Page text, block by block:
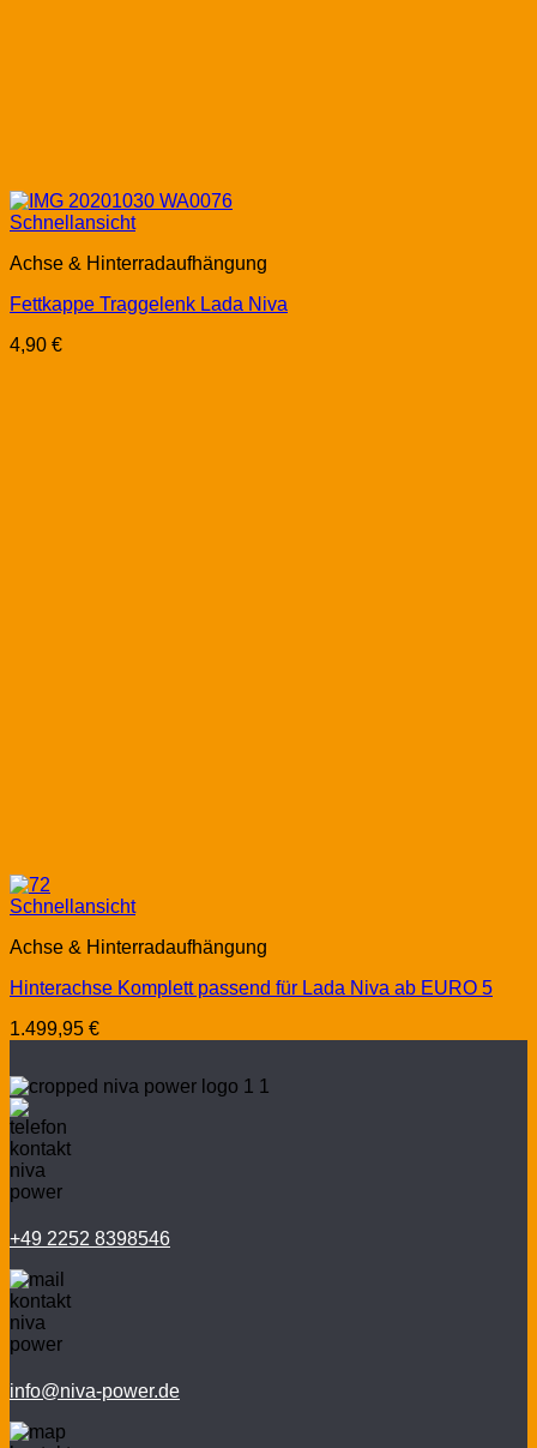
Schnellansicht
Achse & Hinterradaufhängung
Fettkappe Traggelenk Lada Niva
4,90 €
Schnellansicht
Achse & Hinterradaufhängung
Hinterachse Komplett passend für Lada Niva ab EURO 5
1.499,95 €
+49 2252 8398546
info@niva-power.de